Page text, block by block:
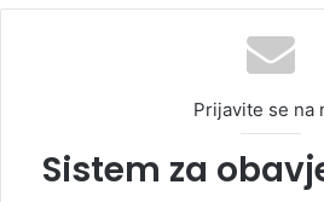
Prijavite se na
Sistem za